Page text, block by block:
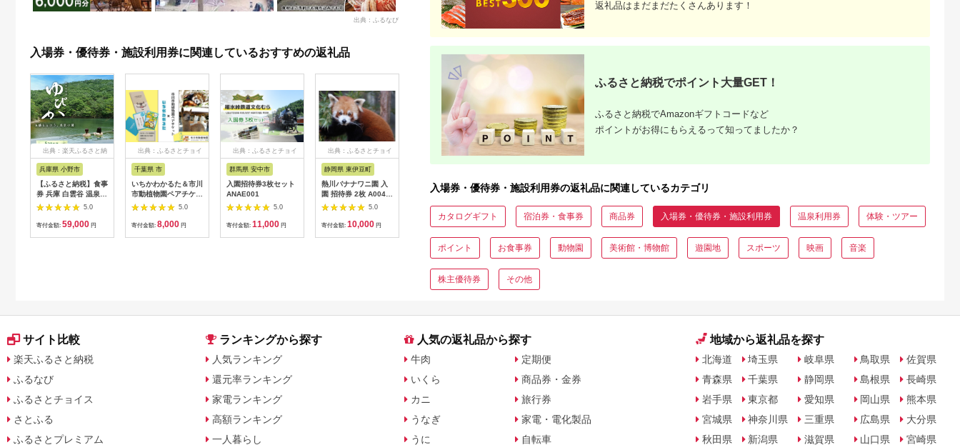
出典：ふるなび
入場券・優待券・施設利用券に関連しているおすすめの返礼品
出典：楽天ふるさと納
兵庫県 小野市
【ふるさと納税】食事
券 兵庫 白雲谷 温泉
ゆぴか 入浴券 10枚＋
お食事券 (1,000円)
10枚 セット 旅行 旅
5.0
寄付金額: 59,000 円
出典：ふるさとチョイ
千葉県 市
いちかわかるた＆市川
市動植物園ペアチケッ
ト 【12203-0196】
5.0
寄付金額: 8,000 円
出典：ふるさとチョイ
群馬県 安中市
入園招待券3枚セット
ANAE001
5.0
寄付金額: 11,000 円
出典：ふるさとチョイ
静岡県 東伊豆町
熱川バナナワニ園 入
園 招待券 2枚 A004
／ 熱帯 動植物園 チケ
ット 静岡県 東伊豆町
5.0
寄付金額: 10,000 円
アートホテル石垣島
施設利用券 3万円分
5.0
寄付金額:100,000円
【恩納村】JTBふるさ
と旅行クーポン
間3年（Eメール発
行）｜予約 宿泊 観光
チケット 子供 子連れ
カップル 家族 店頭 オ
沖縄 沖縄
5.0
寄付金額:10,000円
ソレイユの丘 回数券
400円分×22枚【株式
[AKBO002]
5.0
寄付金額:31,000
鯖江産 高級めがね引
換券：シルバー（3万
5.0
約 宿泊 観光 体験 温
泉 ホテル 旅館 チケッ
ル 家族 店頭 電話 沖
縄 沖縄
5.0
寄付金額:300,000 円
円×147枚） 伊香保温
泉 うどん 宿泊 旅行
寄付金額:500,000
返礼品はまだまだたくさんあります！
ふるさと納税でポイント大量GET！
ふるさと納税でAmazonギフトコードなど
ポイントがお得にもらえるって知ってましたか？
入場券・優待券・施設利用券の返礼品に関連しているカテゴリ
カタログギフト 宿泊券・食事券 商品券 入場券・優待券・施設利用券 温泉利用券 体験・ツアー
ポイント お食事券 動物園 美術館・博物館 遊園地 スポーツ 映画 音楽
株主優待券 その他
サイト比較
楽天ふるさと納税
ふるなび
ふるさとチョイス
さとふる
ふるさとプレミアム
ランキングから探す
人気ランキング
還元率ランキング
家電ランキング
高額ランキング
一人暮らし
人気の返礼品から探す
牛肉
いくら
カニ
うなぎ
うに
定期便
商品券・金券
旅行券
家電・電化製品
自転車
地域から返礼品を探す
北海道
青森県
岩手県
宮城県
秋田県
埼玉県
千葉県
東京都
神奈川県
新潟県
岐阜県
静岡県
愛知県
三重県
滋賀県
鳥取県
島根県
岡山県
広島県
山口県
佐賀県
長崎県
熊本県
大分県
宮崎県